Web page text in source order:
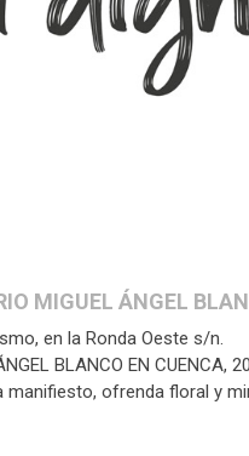
MIGUEL ÁNGEL
en la Ronda Oeste s/n.
BLANCO EN
manifiesto, ofrenda floral y